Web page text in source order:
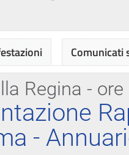
Regina - ore
-
Comunicati